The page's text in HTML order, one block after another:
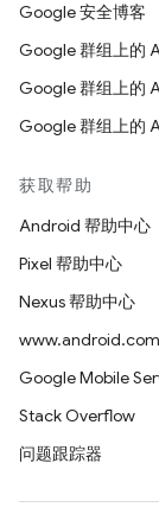
Google 安全博客
Google 群组上的
Google 群组上的
Google 群组上的
获取帮助
Android 帮助中心
Pixel 帮助中心
Nexus 帮助中心
www.android.com
Google Mobile
Stack Overflow
问题跟踪器